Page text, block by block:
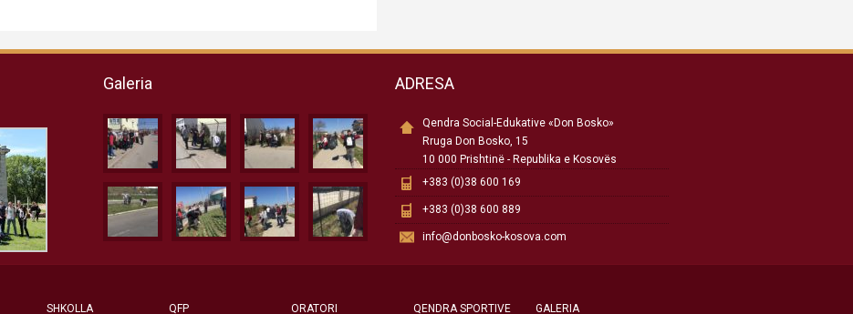
Galeria ADRESA
Qendra Social-Edukative «Don Bosko»
Rruga Don Bosko, 15
10 000 Prishtinë - Republika e Kosovës
+383 (0)38 600 169
+383 (0)38 600 889
info@donbosko-kosova.com
SHKOLLA QFP ORATORI QENDRA SPORTIVE GALERIA